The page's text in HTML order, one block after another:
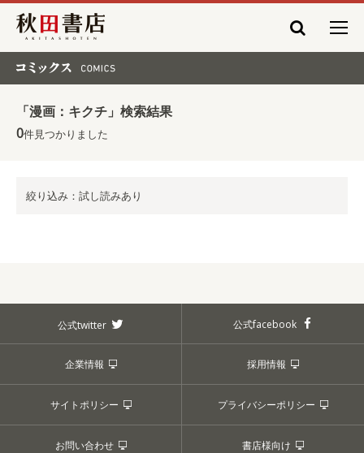
秋田書店
「漫画：キクチ」検索結果
0件見つかりました
絞り込み：試し読みあり
公式twitter 公式facebook
企業情報 採用情報
サイトポリシー プライバシーポリシー
お問い合わせ 書店様向け